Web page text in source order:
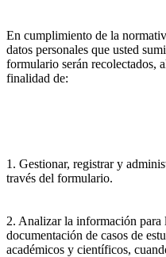
En cumplimiento de la
datos personales que usted
formulario serán recolectados,
finalidad de:
1. Gestionar, registrar y
través del formulario.
2. Analizar la información para
documentación de casos de
académicos y científicos,